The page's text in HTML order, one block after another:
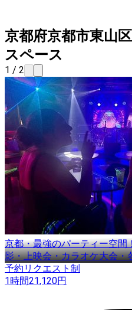
京都府京都市東山
スペース
1 / 2
京都・最強のパーティー空間
影・上映会・カラオケ大会・
予約リクエスト制
1時間21,120円